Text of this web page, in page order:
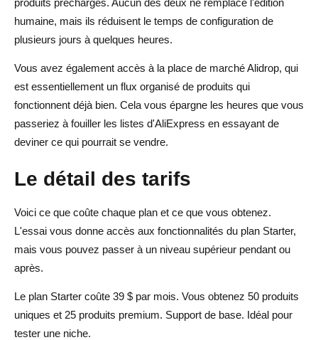
produits préchargés. Aucun des deux ne remplace l'édition
humaine, mais ils réduisent le temps de configuration de
plusieurs jours à quelques heures.
Vous avez également accès à la place de marché Alidrop, qui
est essentiellement un flux organisé de produits qui
fonctionnent déjà bien. Cela vous épargne les heures que vous
passeriez à fouiller les listes d'AliExpress en essayant de
deviner ce qui pourrait se vendre.
Le détail des tarifs
Voici ce que coûte chaque plan et ce que vous obtenez.
L'essai vous donne accès aux fonctionnalités du plan Starter,
mais vous pouvez passer à un niveau supérieur pendant ou
après.
Le plan Starter coûte 39 $ par mois. Vous obtenez 50 produits
uniques et 25 produits premium. Support de base. Idéal pour
tester une niche.